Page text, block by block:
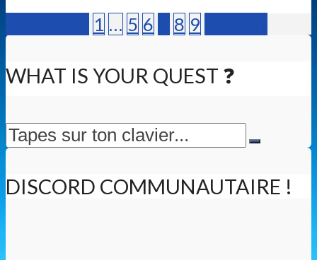
1 … 5 6 8 9
WHAT IS YOUR QUEST ❓
DISCORD COMMUNAUTAIRE !